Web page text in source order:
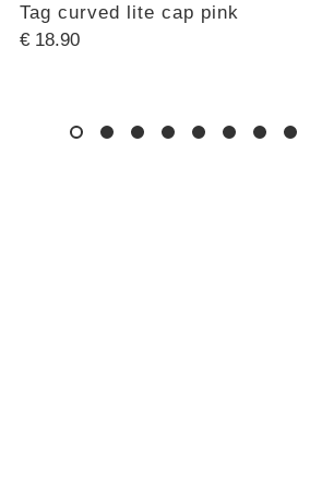
Tag curved lite cap pink
€18.90